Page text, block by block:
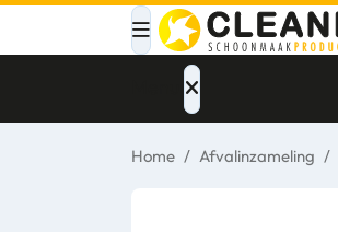
Home / Afvalinzameling /